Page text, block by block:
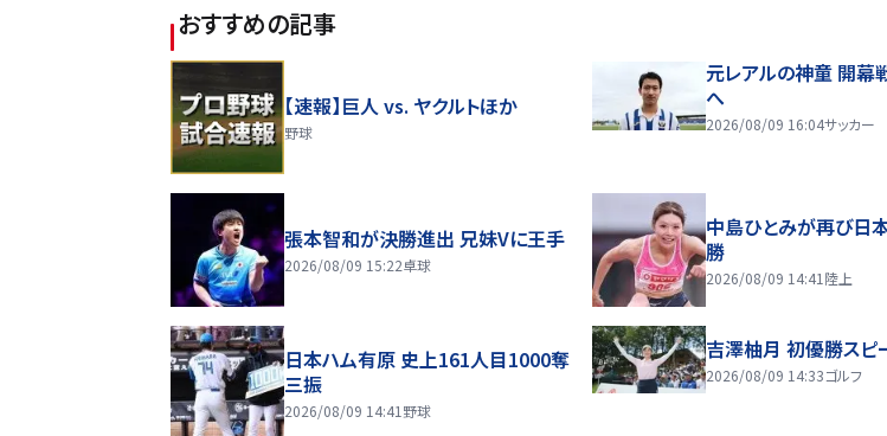
おすすめの記事
【速報】巨人 vs. ヤクルトほか
野球
元レアルの神童 開幕
へ
2026/08/09 16:04サッカー
張本智和が決勝進出 兄妹Vに王手
2026/08/09 15:22卓球
中島ひとみが再び日
勝
2026/08/09 14:41 陸上
日本ハム有原 史上161人目1000奪
三振
2026/08/09 14:41 野球
吉澤柚月 初優勝スピ
2026/08/09 14:33ゴルフ